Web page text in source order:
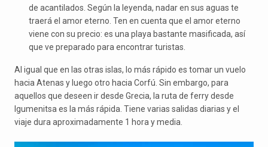
de acantilados. Según la leyenda, nadar en sus aguas te
traerá el amor eterno. Ten en cuenta que el amor eterno
viene con su precio: es una playa bastante masificada, así
que ve preparado para encontrar turistas.
Al igual que en las otras islas, lo más rápido es tomar un vuelo
hacia Atenas y luego otro hacia Corfú. Sin embargo, para
aquellos que deseen ir desde Grecia, la ruta de ferry desde
Igumenitsa es la más rápida. Tiene varias salidas diarias y el
viaje dura aproximadamente 1 hora y media.